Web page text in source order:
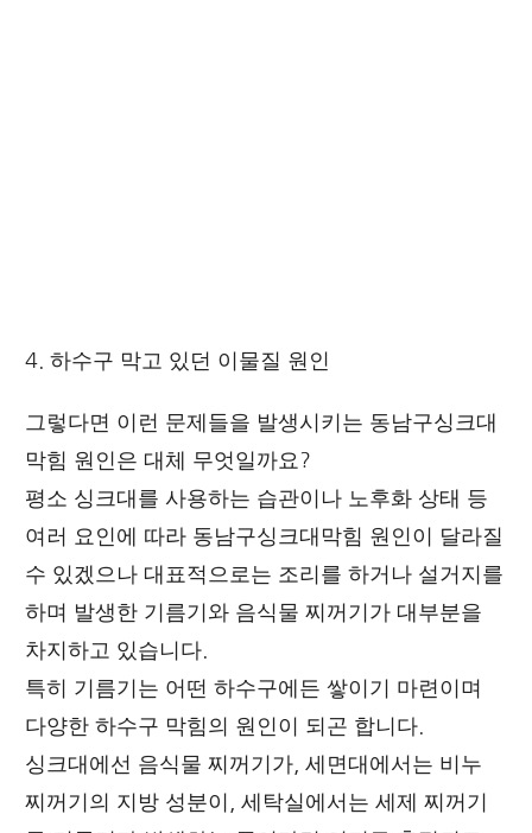
4. 하수구 막고 있던 이물질 원인
그렇다면 이런 문제들을 발생시키는 동남구싱크대
막힘 원인은 대체 무엇일까요?
평소 싱크대를 사용하는 습관이나 노후화 상태 등
여러 요인에 따라 동남구싱크대막힘 원인이 달라질
수 있겠으나 대표적으로는 조리를 하거나 설거지를
하며 발생한 기름기와 음식물 찌꺼기가 대부분을
차지하고 있습니다.
특히 기름기는 어떤 하수구에든 쌓이기 마련이며
다양한 하수구 막힘의 원인이 되곤 합니다.
싱크대에선 음식물 찌꺼기가, 세면대에서는 비누
찌꺼기의 지방 성분이, 세탁실에서는 세제 찌꺼기